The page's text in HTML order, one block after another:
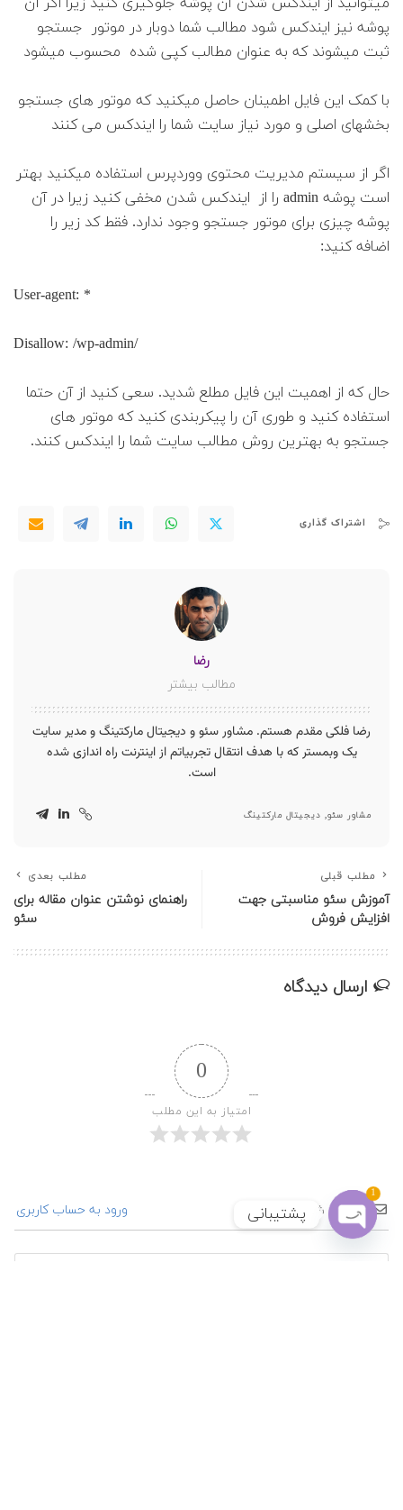
پوشه نیز ایندکس شود مطالب شما دوبار در موتور جستجو
ثبت میشوند که به عنوان مطالب کپی شده محسوب میشود
با کمک این فایل اطمینان حاصل میکنید که موتور های جستجو
بخشهای اصلی و مورد نیاز سایت شما را ایندکس می کنند
اگر از سیستم مدیریت محتوی ووردپرس استفاده میکنید بهتر
است پوشه admin را از ایندکس شدن مخفی کنید زیرا در آن
پوشه چیزی برای موتور جستجو وجود ندارد. فقط کد زیر را
اضافه کنید:
User-agent: *
Disallow: /wp-admin/
حال که از اهمیت این فایل مطلع شدید. سعی کنید از آن حتما
استفاده کنید و طوری آن را پیکربندی کنید که موتور های
جستجو به بهترین روش مطالب سایت شما را ایندکس کنند.
اشتراک گذاری
رضا
مطالب بیشتر
رضا فلکی مقدم هستم. مشاور سئو و دیجیتال مارکتینگ و مدیر سایت
یک وبمستر که با هدف انتقال تجربیاتم از اینترنت راه اندازی شده
است.
مشاور سئو, دیجیتال مارکتینگ
مطلب قبلی
آموزش سئو مناسبتی جهت
افزایش فروش
مطلب بعدی
راهنمای نوشتن عنوان مقاله برای
سئو
ارسال دیدگاه
0
امتیاز به این مطلب
مشترک شوید ورود به حساب کاربری پشتیبانی
Open chaty
1